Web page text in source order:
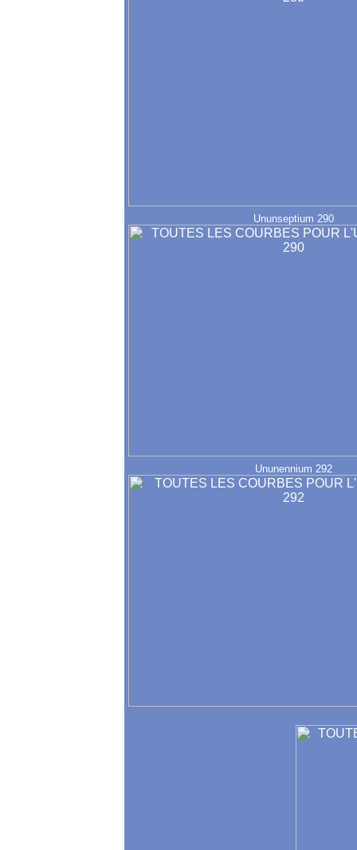
Ununseptium 290
Ununennium 292